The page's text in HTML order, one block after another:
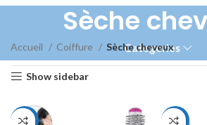
Sèche
Categories
Accueil Coiffure Sèche cheveux
Show sidebar
-29% -30%